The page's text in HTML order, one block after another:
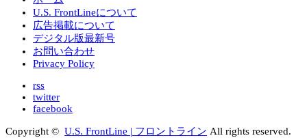
U.S. FrontLineについて
広告掲載について
デジタル版最新号
お問い合わせ
Privacy Policy
rss
twitter
facebook
Copyright © U.S. FrontLine | フロントライン All rights reserved.